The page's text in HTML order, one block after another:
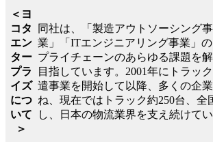
＜ヨ
コタ
エン
ター
プラ
イズ
につ
いて
＞
同社は、「製造アウトソーシング
業」「ITエンジニアリング事業」
プライチェーンのあらゆる課題を
目指しています。2001年にトラッ
遣事業を開始して以降、多くの企
ね、現在ではトラック約250台、全
し、日本の物流業界を支え続けてい